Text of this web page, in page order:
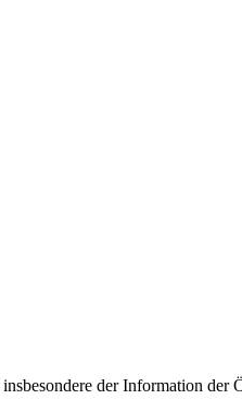
der Information der